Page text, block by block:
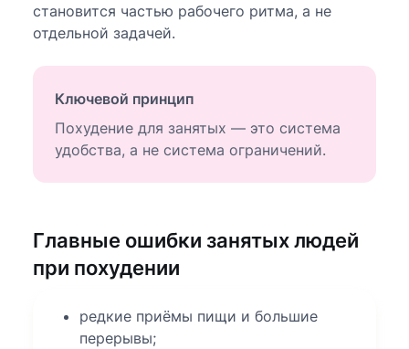
становится частью рабочего ритма, а не
отдельной задачей.
Ключевой принцип
Похудение для занятых — это система
удобства, а не система ограничений.
Главные ошибки занятых людей
при похудении
редкие приёмы пищи и большие
перерывы;